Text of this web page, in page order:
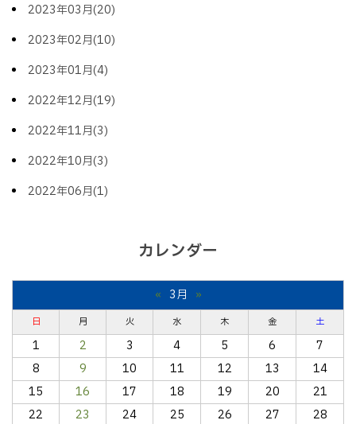
2023年03月(20)
2023年02月(10)
2023年01月(4)
2022年12月(19)
2022年11月(3)
2022年10月(3)
2022年06月(1)
カレンダー
« 3月 »
日 月 火 水 木 金 土
1 2 3 4 5 6
7
8
9 10 11 12 13
14
15
16 17 18 19 20
21
22
23 24 25 26 27
28